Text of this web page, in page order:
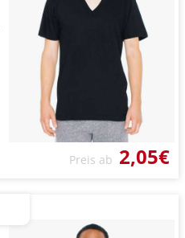
Preis ab 2,05€